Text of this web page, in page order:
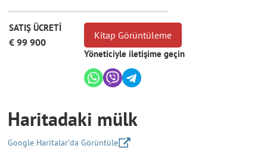
SATIŞ ÜCRETİ
€ 99 900
Kitap Görüntüleme
Yöneticiyle iletişime geçin
Haritadaki mülk
Google Haritalar'da Görüntüle